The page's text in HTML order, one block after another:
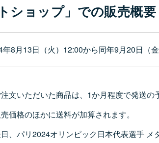
ショップ」での販売概要
年8月13日（火）12:00から同年9月20日（
文いただいた商品は、1か月程度で発送の
価格のほかに送料が加算されます。
、パリ2024オリンピック日本代表選手 メ